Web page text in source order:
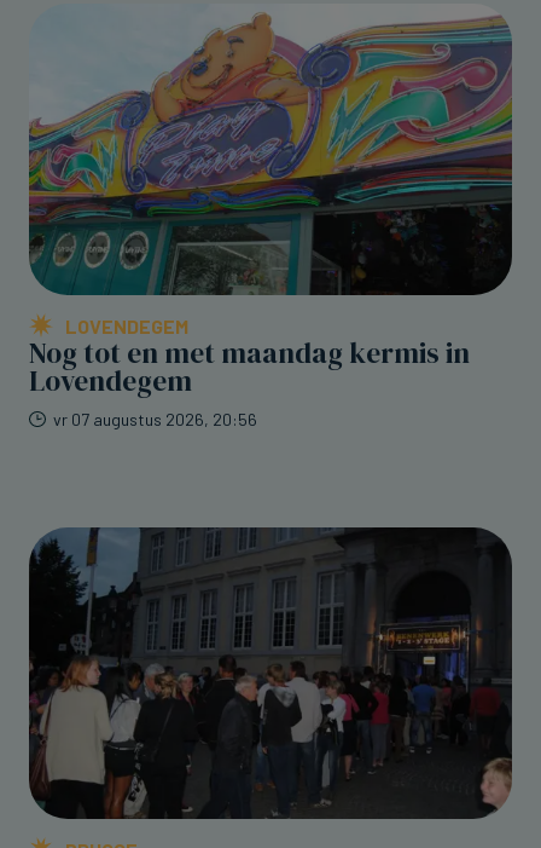
LOVENDEGEM
Nog tot en met maandag kermis in
Lovendegem
vr 07 augustus 2026, 20:56